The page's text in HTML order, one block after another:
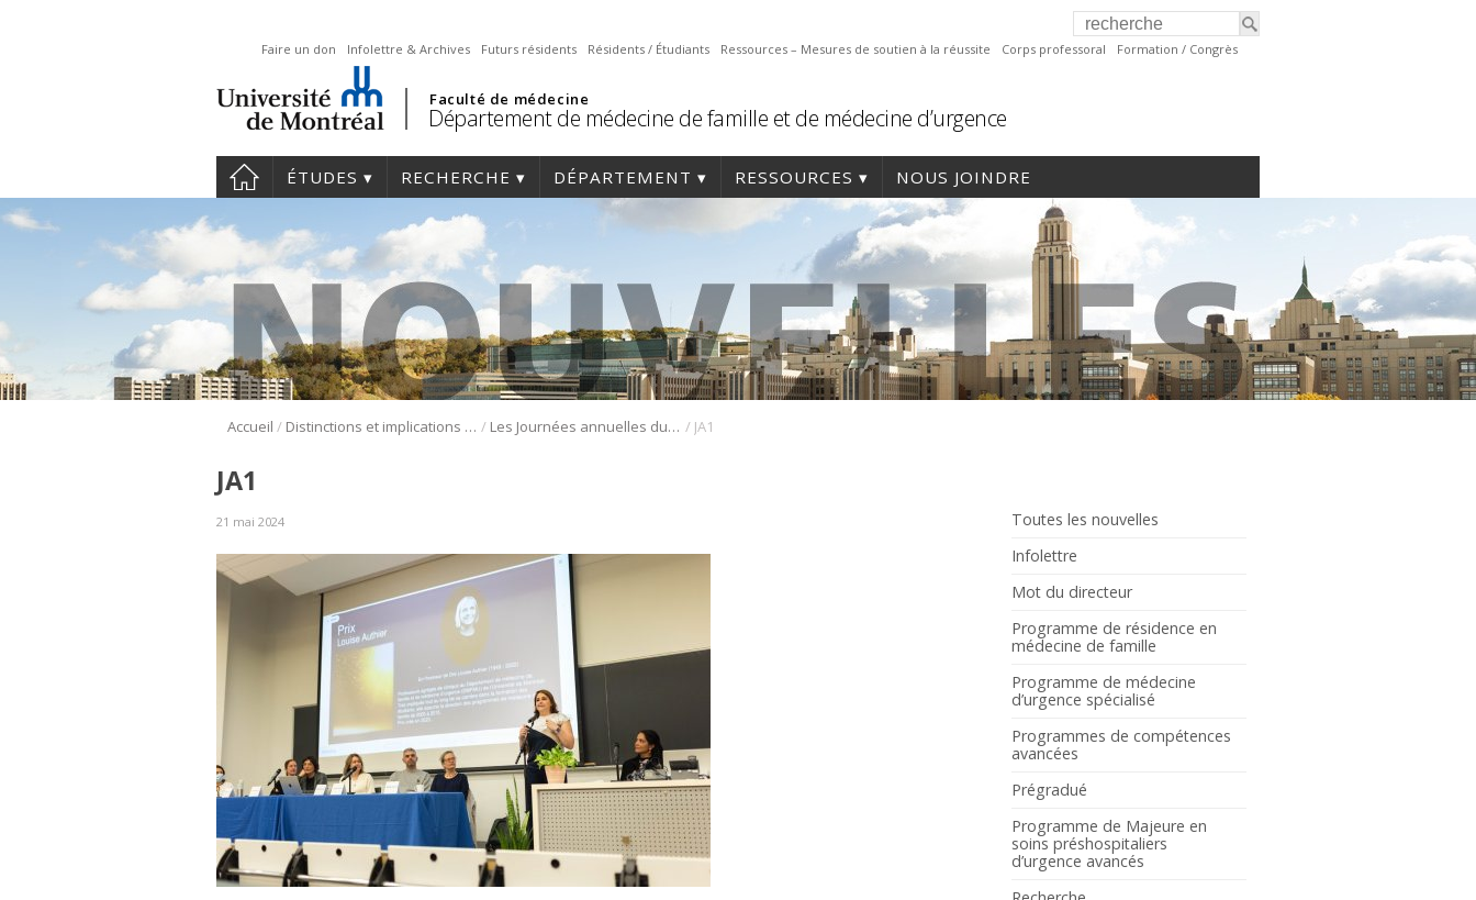
Faire un don Infolettre & Archives Futurs résidents Résidents / Étudiants Ressources – Mesures de soutien à la réussite Corps professoral Formation / Congrès
Faculté de médecine
Département de médecine de famille et de médecine d’urgence
ÉTUDES RECHERCHE DÉPARTEMENT RESSOURCES NOUS JOINDRE
Accueil / Distinctions et implications de nos membres et résidents / Les Journées annuelles du DMFMU 2024 : l’effervescence pédagogique au rendez-vous! / JA1
Toutes les nouvelles
Infolettre
Mot du directeur
Programme de résidence en
médecine de famille
Programme de médecine
d’urgence spécialisé
Programmes de compétences
avancées
Prégradué
Programme de Majeure en
soins préshospitaliers
d’urgence avancés
JA1
21 mai 2024